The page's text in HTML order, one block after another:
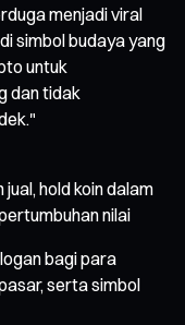
menjadi viral
simbol budaya yang
untuk
dan tidak
hold koin dalam
nilai
bagi para
serta simbol